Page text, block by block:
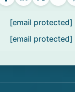
[email protected]
[email protected]